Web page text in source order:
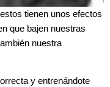
tienen unos efectos
que bajen nuestras
nuestra
y entrenándote